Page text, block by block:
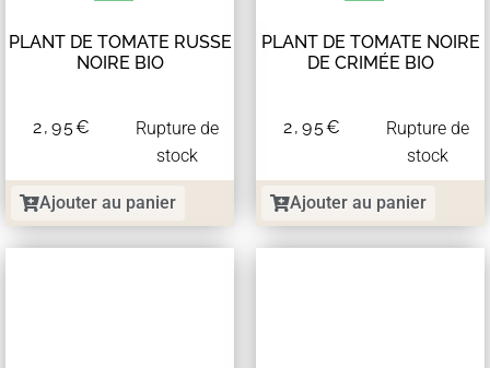
PLANT DE TOMATE RUSSE
NOIRE BIO
2,95€
Rupture de
stock
Ajouter au panier
PLANT DE TOMATE NOIRE
DE CRIMÉE BIO
2,95€
Rupture de
stock
Ajouter au panier